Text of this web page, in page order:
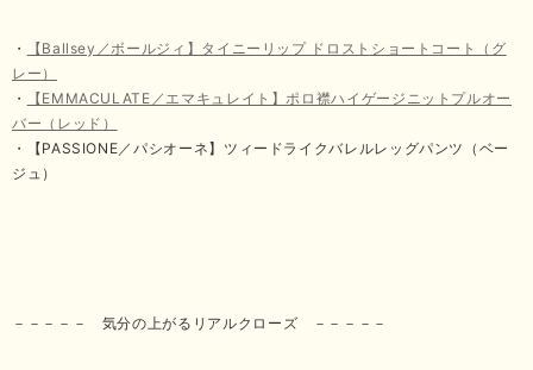
・
【Ballsey／ボールジィ】タイニーリップ ドロストショートコート（グ
レー）
・
【EMMACULATE／エマキュレイト】ポロ襟ハイゲージニットプルオー
バー（レッド）
・【PASSIONE／パシオーネ】ツィードライクバレルレッグパンツ（ベー
ジュ）
－－－－－ 気分の上がるリアルクローズ －－－－－